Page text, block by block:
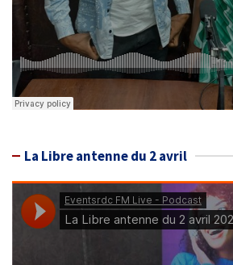
La Libre antenne du 2 avril